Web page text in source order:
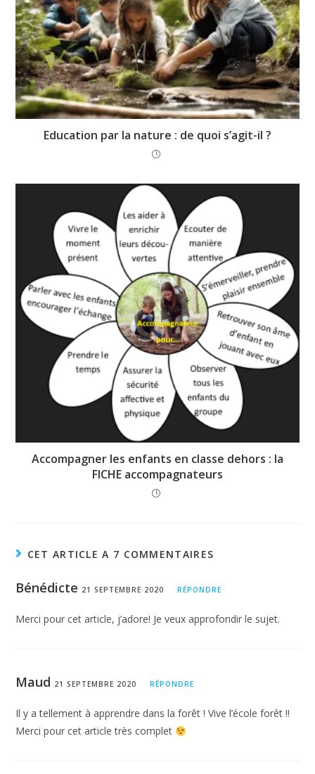
Education par la nature : de quoi s’agit-il ?
Accompagner les enfants en classe dehors : la
FICHE accompagnateurs
CET ARTICLE A 7 COMMENTAIRES
Bénédicte 21 SEPTEMBRE 2020 RÉPONDRE
Merci pour cet article, j’adore! Je veux approfondir le sujet.
Maud 21 SEPTEMBRE 2020 RÉPONDRE
Il y a tellement à apprendre dans la forêt ! Vive l’école forêt !!
Merci pour cet article très complet